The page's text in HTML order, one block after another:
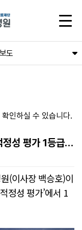
도
인하실 수 있습니다.
성 평가 1등급’
(이사장 백승호)이
정성 평가’에서 1